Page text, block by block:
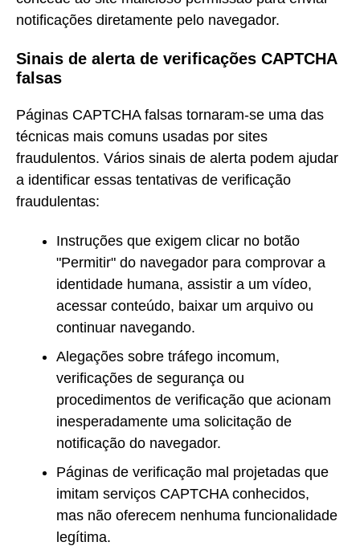
notificações diretamente pelo navegador.
Sinais de alerta de verificações CAPTCHA
falsas
Páginas CAPTCHA falsas tornaram-se uma das
técnicas mais comuns usadas por sites
fraudulentos. Vários sinais de alerta podem ajudar
a identificar essas tentativas de verificação
fraudulentas:
Instruções que exigem clicar no botão
"Permitir" do navegador para comprovar a
identidade humana, assistir a um vídeo,
acessar conteúdo, baixar um arquivo ou
continuar navegando.
Alegações sobre tráfego incomum,
verificações de segurança ou
procedimentos de verificação que acionam
inesperadamente uma solicitação de
notificação do navegador.
Páginas de verificação mal projetadas que
imitam serviços CAPTCHA conhecidos,
mas não oferecem nenhuma funcionalidade
legítima.